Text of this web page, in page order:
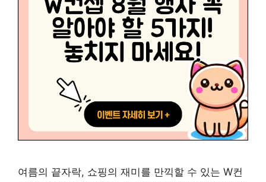
여름의 끝자락, 쇼핑의 재미를 만끽할 수 있는 W컨